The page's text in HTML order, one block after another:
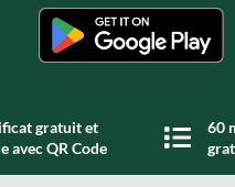
gratuit et
avec QR Code
60